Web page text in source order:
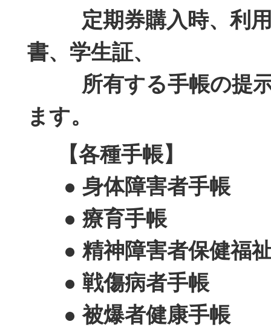
定期券購入時、利用
書、学生証、
所有する手帳の提示
ます。
【各種手帳】
● 身体障害者手帳
● 療育手帳
● 精神障害者保健福
● 戦傷病者手帳
● 被爆者健康手帳